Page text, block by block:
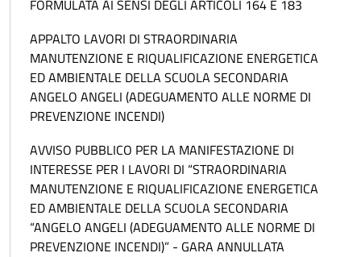
FORMULATA AI SENSI DEGLI ARTICOLI 164 E 183
APPALTO LAVORI DI STRAORDINARIA
MANUTENZIONE E RIQUALIFICAZIONE ENERGETICA
ED AMBIENTALE DELLA SCUOLA SECONDARIA
ANGELO ANGELI (ADEGUAMENTO ALLE NORME DI
PREVENZIONE INCENDI)
AVVISO PUBBLICO PER LA MANIFESTAZIONE DI
INTERESSE PER I LAVORI DI “STRAORDINARIA
MANUTENZIONE E RIQUALIFICAZIONE ENERGETICA
ED AMBIENTALE DELLA SCUOLA SECONDARIA
“ANGELO ANGELI (ADEGUAMENTO ALLE NORME DI
PREVENZIONE INCENDI)” - GARA ANNULLATA